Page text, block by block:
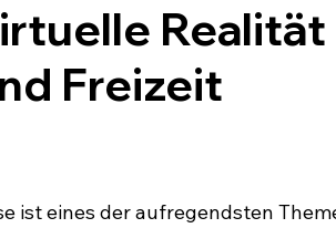
Realität
Freizeit
ist eines der aufregendsten